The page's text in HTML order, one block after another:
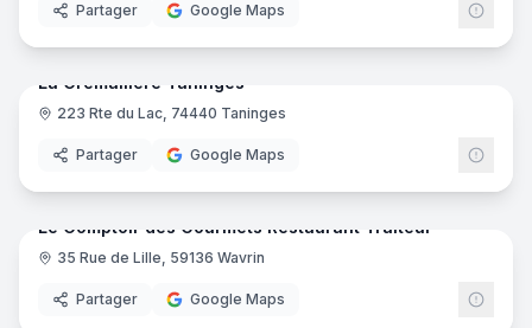
Partager Google Maps
13
La Cremaillere Taninges
223 Rte du Lac, 74440 Taninges
Partager Google Maps
Le Comptoir des Gourmets Restaurant Traiteur
35 Rue de Lille, 59136 Wavrin
Partager Google Maps